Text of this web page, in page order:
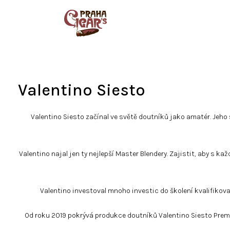
Valentino Siesto
Valentino Siesto začínal ve světě doutníků jako amatér.
Valentino najal jen ty nejlepší Master Blendery. Zajistit, aby s
Valentino investoval mnoho investic do školení
Od roku 2019 pokrývá produkce doutníků Valentino Siesto